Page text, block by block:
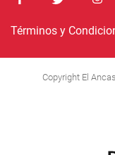
Términos y
Copyright El